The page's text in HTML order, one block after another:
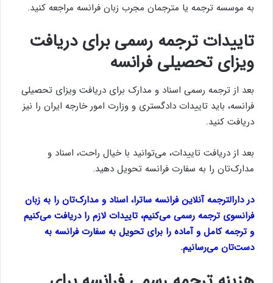
به موسسه ترجمه یا مترجمان مجرب زبان فرانسه مراجعه کنید.
تاییدات ترجمه رسمی برای دریافت
ویزای تحصیلی فرانسه
بعد از ترجمه رسمی اسناد و مدارک برای دریافت ویزای تحصیلی
فرانسه، باید تاییدات دادگستری و وزارت امور خارجه ایران را نیز
دریافت کنید.
بعد از دریافت تاییدات، می‌توانید با خیال راحت، اسناد و
مدارک‌تان را به سفارت فرانسه تحویل دهید.
در دارالترجمه آنلاین فرانسه ساترا، اسناد و مدارک‌تان را به زبان
فرانسوی ترجمه رسمی می‌کنیم، تاییدات لازم را دریافت می‌کنیم
و ترجمه کامل و آماده را برای تحویل به سفارت فرانسه به
دست‌تان می‌رسانیم.